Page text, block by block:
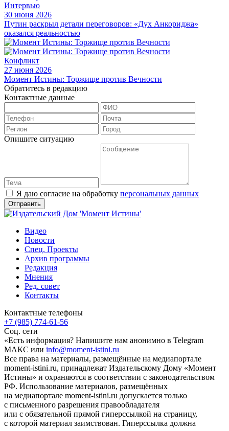
Интервью
30 июня 2026
Путин раскрыл детали переговоров: «Дух Анкориджа»
оказался реальностью
Конфликт
27 июня 2026
Момент Истины: Торжище против Вечности
Обратитесь в редакцию
Контактные данные
Опишите ситуацию
Я даю согласие на обработку персональных данных
Видео
Новости
Спец. Проекты
Архив программы
Редакция
Мнения
Ред. совет
Контакты
Контактные телефоны
+7 (985) 774-61-56
Соц. сети
«Есть информация? Напишите нам анонимно в Telegram
МАКС или info@moment-istini.ru
Все права на материалы, размещённые на медиапортале
moment-istini.ru, принадлежат Издательскому Дому «Момент
Истины» и охраняются в соответствии с законодательством
РФ. Использование материалов, размещённых
на медиапортале moment-istini.ru допускается только
с письменного разрешения правообладателя
или с обязательной прямой гиперссылкой на страницу,
с которой материал заимствован. Гиперссылка должна